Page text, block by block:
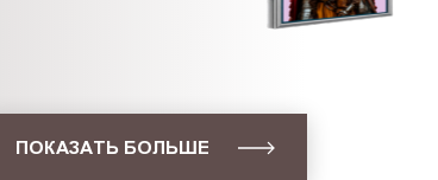
ПОКАЗАТЬ БОЛЬШЕ